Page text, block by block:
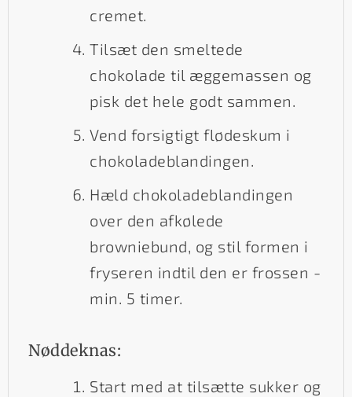
cremet.
Tilsæt den smeltede
chokolade til æggemassen og
pisk det hele godt sammen.
Vend forsigtigt flødeskum i
chokoladeblandingen.
Hæld chokoladeblandingen
over den afkølede
browniebund, og stil formen i
fryseren indtil den er frossen -
min. 5 timer.
Nøddeknas:
Start med at tilsætte sukker og